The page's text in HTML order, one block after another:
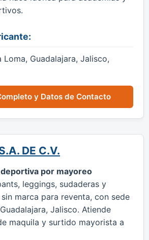
Loma, Guadalajara, Jalisco,
y Datos de Contacto
DE C.V.
por mayoreo
leggings, sudaderas y
marca para reventa, con sede
Jalisco. Atiende
maquila y surtido mayorista a